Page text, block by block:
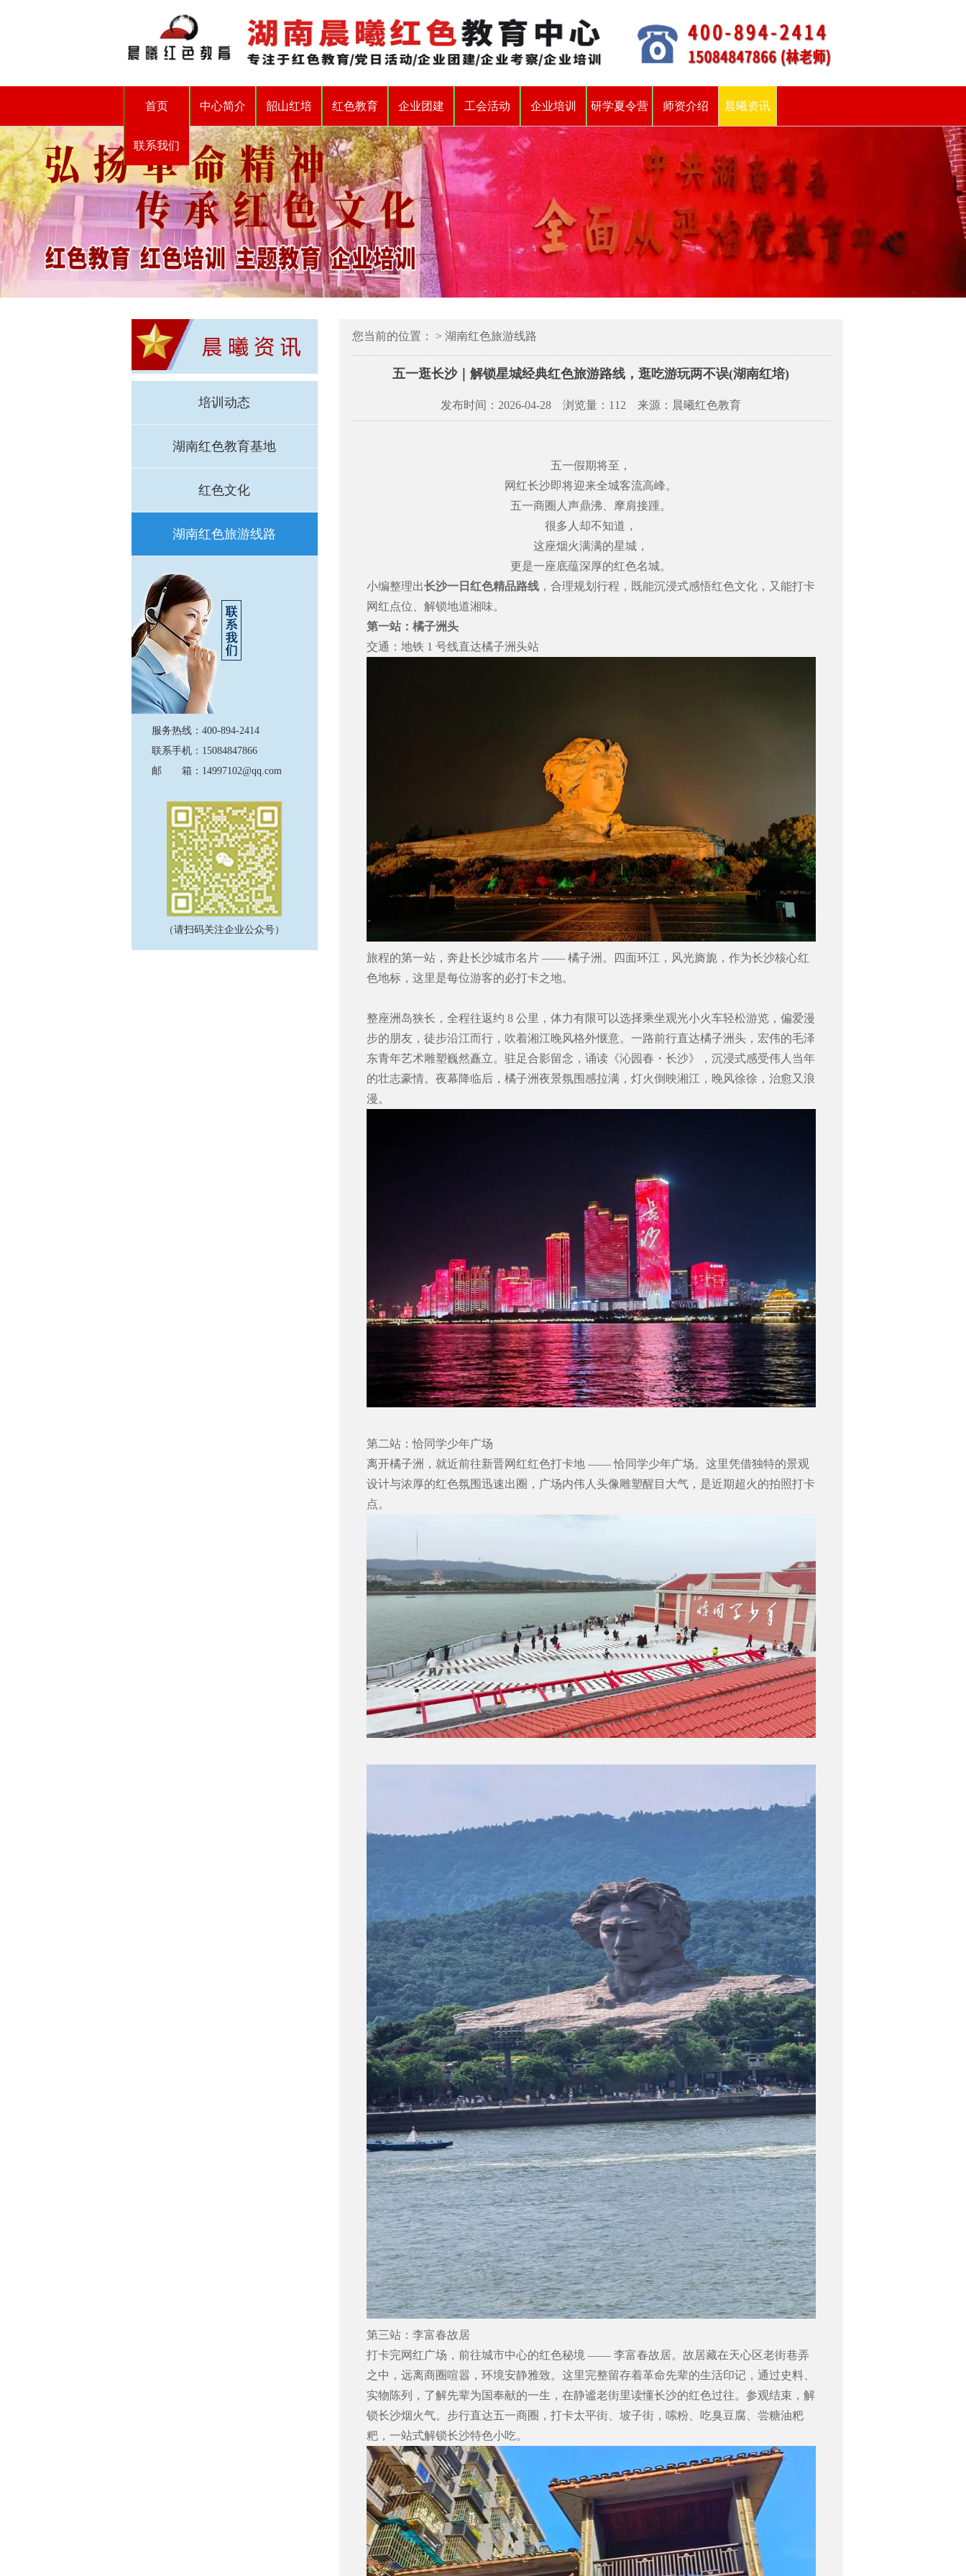
首页 中心简介 韶山红培 红色教育 企业团建 工会活动 企业培训 研学夏令营 师资介绍 晨曦资讯
联系我们
培训动态
湖南红色教育基地
红色文化
湖南红色旅游线路
服务热线：400-894-2414
联系手机：15084847866
邮 箱：14997102@qq.com
（请扫码关注企业公众号）
您当前的位置： > 湖南红色旅游线路
五一逛长沙｜解锁星城经典红色旅游路线，逛吃游玩两不误(湖南红培)
发布时间：2026-04-28 浏览量： 112 来源：晨曦红色教育
五一假期将至，
网红长沙即将迎来全城客流高峰。
五一商圈人声鼎沸、摩肩接踵。
很多人却不知道，
这座烟火满满的星城，
更是一座底蕴深厚的红色名城。
小编整理出长沙一日红色精品路线，合理规划行程，既能沉浸式感悟红色文化，又能打卡
网红点位、解锁地道湘味。
第一站：橘子洲头
交通：地铁1 号线直达橘子洲头站
旅程的第一站，奔赴长沙城市名片—— 橘子洲。四面环江，风光旖旎，作为长沙核心红
色地标，这里是每位游客的必打卡之地。
整座洲岛狭长，全程往返约 8 公里，体力有限可以选择乘坐观光小火车轻松游览，偏爱漫
步的朋友，徒步沿江而行，吹着湘江晚风格外惬意。一路前行直达橘子洲头，宏伟的毛泽
东青年艺术雕塑巍然矗立。驻足合影留念，诵读《沁园春・长沙》，沉浸式感受伟人当年
的壮志豪情。夜幕降临后，橘子洲夜景氛围感拉满，灯火倒映湘江，晚风徐徐，治愈又浪
漫。
第二站：恰同学少年广场
离开橘子洲，就近前往新晋网红红色打卡地——恰同学少年广场。这里凭借独特的景观
设计与浓厚的红色氛围迅速出圈，广场内伟人头像雕塑醒目大气，是近期超火的拍照打卡
点。
第三站：李富春故居
打卡完网红广场，前往城市中心的红色秘境 —— 李富春故居。故居藏在天心区老街巷弄
之中，远离商圈喧嚣，环境安静雅致。这里完整留存着革命先辈的生活印记，通过史料、
实物陈列，了解先辈为国奉献的一生，在静谧老街里读懂长沙的红色过往。参观结束，解
锁长沙烟火气。步行直达五一商圈，打卡太平街、坡子街，嗦粉、吃臭豆腐、尝糖油粑
粑，一站式解锁长沙特色小吃。